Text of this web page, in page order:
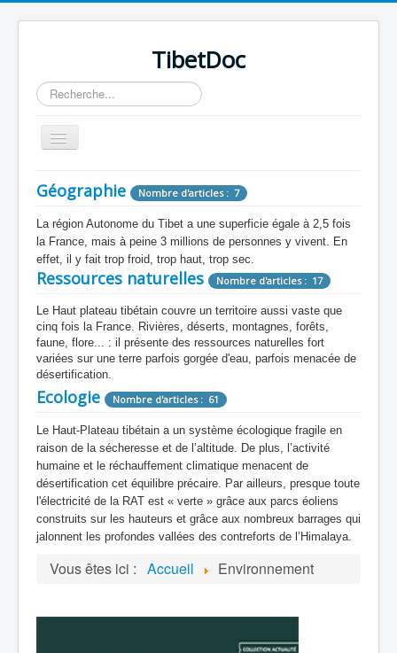
TibetDoc
Rechercher
Basculer
la
Géographie Nombre d'articles : 7
La région Autonome du Tibet a une superficie égale à 2,5 fois
la France, mais à peine 3 millions de personnes y vivent. En
effet, il y fait trop froid, trop haut, trop sec.
Ressources naturelles Nombre d'articles : 17
Le Haut plateau tibétain couvre un territoire aussi vaste que
cinq fois la France. Rivières, déserts, montagnes, forêts,
faune, flore... : il présente des ressources naturelles fort
variées sur une terre parfois gorgée d'eau, parfois menacée de
désertification.
Ecologie Nombre d'articles : 61
Le Haut-Plateau tibétain a un système écologique fragile en
raison de la sécheresse et de l’altitude. De plus, l’activité
humaine et le réchauffement climatique menacent de
désertification cet équilibre précaire. Par ailleurs, presque toute
l'électricité de la RAT est « verte » grâce aux parcs éoliens
construits sur les hauteurs et grâce aux nombreux barrages qui
jalonnent les profondes vallées des contreforts de l’Himalaya.
Vous êtes ici : Accueil Environnement